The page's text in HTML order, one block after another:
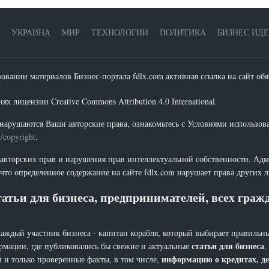
УКРАИНА МИР ТЕХНОЛОГИИ ПОЛИТИКА БИЗНЕС
материалов Бизнес-портала fdlx.com активная ссылка на сайт
лицензии Creative Commons Attribution 4.0 International.
Ваши авторские права, ознакомьтесь с Условиями
copyright.
прав и нарушения прав интеллектуальной собственности.
определенное содержание на сайте fdlx.com нарушает права других
для бизнеса, предпринимателей, всех
участник бизнеса - капитан корабля, который выбирает
где публиковались бы свежие и актуальные статьи для бизнеса.
только проверенные факты, в том числе, информацию о кредитах,